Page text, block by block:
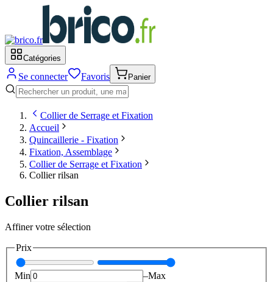
Catégories
Se connecter Favoris Panier
Collier de Serrage et Fixation
Accueil
Quincaillerie - Fixation
Fixation, Assemblage
Collier de Serrage et Fixation
Collier rilsan
Collier rilsan
Affiner votre sélection
Prix
Min –Max